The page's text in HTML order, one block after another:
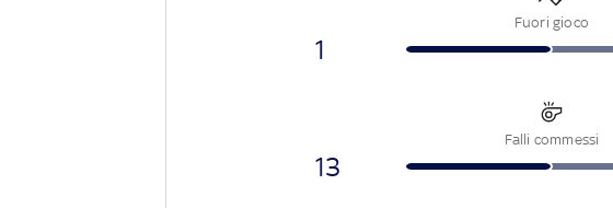
Fuori gioco
1
Falli commessi
13